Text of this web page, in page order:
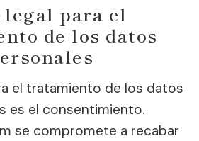
legal para el
de los datos
el tratamiento de los datos
es el consentimiento.
se compromete a recabar